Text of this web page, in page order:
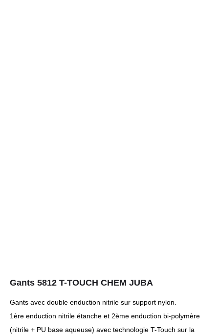
Gants 5812 T-TOUCH CHEM JUBA
Gants avec double enduction nitrile sur support nylon.
1ère enduction nitrile étanche et 2ème enduction bi-polymère
(nitrile + PU base aqueuse) avec technologie T-Touch sur la